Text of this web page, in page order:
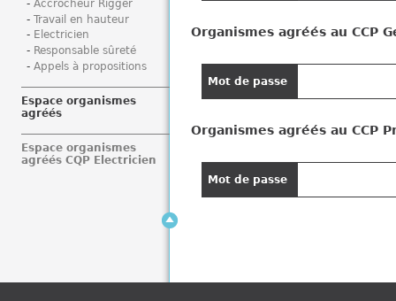
Organismes agréés au CCP
Mot de passe
Organismes agréés au CCP
Mot de passe
Accrocheur Rigger
Travail en hauteur
Electricien
Responsable sûreté
Appels à propositions
Espace organismes
agréés
Espace organismes
agréés CQP Electricien